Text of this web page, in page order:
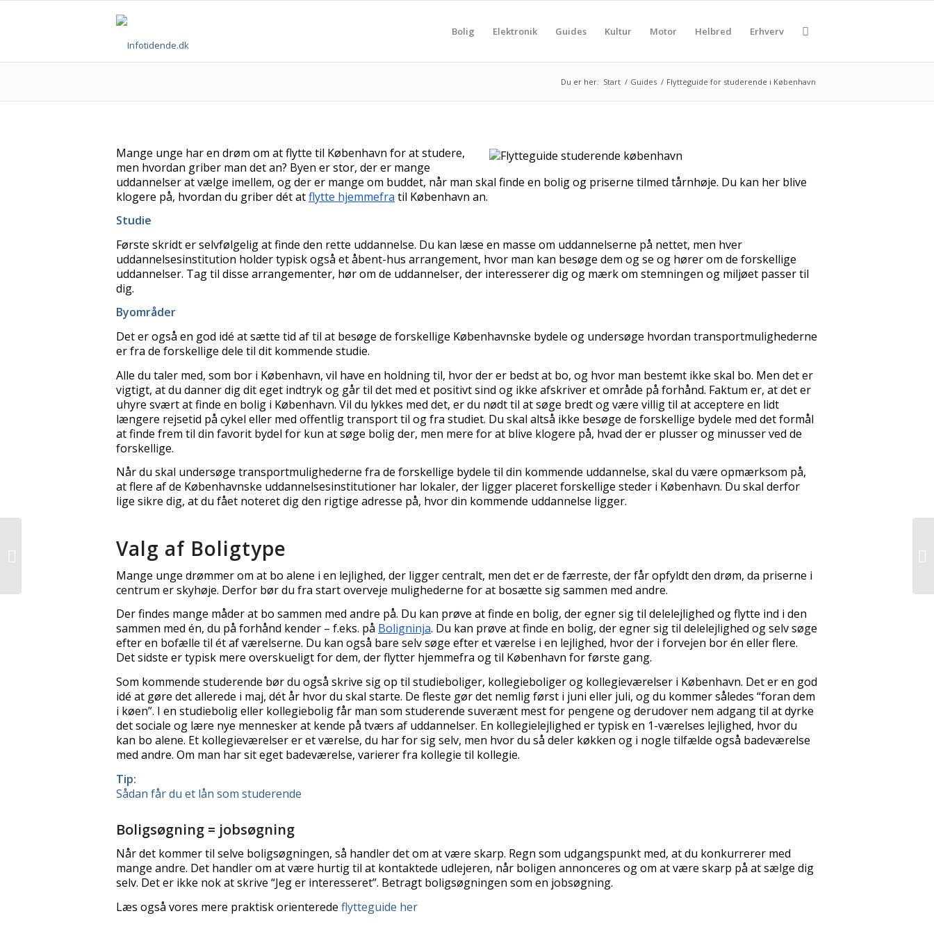
Bolig Elektronik Guides Kultur Motor Helbred Erhverv
Du er her: Start / Guides / Flytteguide for studerende i København
Mange unge har en drøm om at flytte til København for at studere,
men hvordan griber man det an? Byen er stor, der er mange
uddannelser at vælge imellem, og der er mange om buddet, når man skal finde en bolig og priserne tilmed tårnhøje. Du kan her blive
klogere på, hvordan du griber dét atflytte hjemmefra til København an.
Studie
Første skridt er selvfølgelig at finde den rette uddannelse. Du kan læse en masse om uddannelserne på nettet, men hver
uddannelsesinstitution holder typisk også et åbent-hus arrangement, hvor man kan besøge dem og se og hører om de forskellige
uddannelser. Tag til disse arrangementer, hør om de uddannelser, der interesserer dig og mærk om stemningen og miljøet passer til
dig.
Byområder
Det er også en god idé at sætte tid af til at besøge de forskellige Københavnske bydele og undersøge hvordan transportmulighederne
er fra de forskellige dele til dit kommende studie.
Alle du taler med, som bor i København, vil have en holdning til, hvor der er bedst at bo, og hvor man bestemt ikke skal bo. Men det er
vigtigt, at du danner dig dit eget indtryk og går til det med et positivt sind og ikke afskriver et område på forhånd. Faktum er, at det er
uhyre svært at finde en bolig i København. Vil du lykkes med det, er du nødt til at søge bredt og være villig til at acceptere en lidt
længere rejsetid på cykel eller med offentlig transport til og fra studiet. Du skal altså ikke besøge de forskellige bydele med det formål
at finde frem til din favorit bydel for kun at søge bolig der, men mere for at blive klogere på, hvad der er plusser og minusser ved de
forskellige.
Når du skal undersøge transportmulighederne fra de forskellige bydele til din kommende uddannelse, skal du være opmærksom på,
at flere af de Københavnske uddannelsesinstitutioner har lokaler, der ligger placeret forskellige steder i København. Du skal derfor
lige sikre dig, at du fået noteret dig den rigtige adresse på, hvor din kommende uddannelse ligger.
Valg af Boligtype
Mange unge drømmer om at bo alene i en lejlighed, der ligger centralt, men det er de færreste, der får opfyldt den drøm, da priserne i
centrum er skyhøje. Derfor bør du fra start overveje mulighederne for at bosætte sig sammen med andre.
Der findes mange måder at bo sammen med andre på. Du kan prøve at finde en bolig, der egner sig til delelejlighed og flytte ind i den
sammen med én, du på forhånd kender – f.eks. på Boligninja. Du kan prøve at finde en bolig, der egner sig til delelejlighed og selv søge
efter en bofælle til ét af værelserne. Du kan også bare selv søge efter et værelse i en lejlighed, hvor der i forvejen bor én eller flere.
Det sidste er typisk mere overskueligt for dem, der flytter hjemmefra og til København for første gang.
Som kommende studerende bør du også skrive sig op til studieboliger, kollegieboliger og kollegieværelser i København. Det er en god
idé at gøre det allerede i maj, dét år hvor du skal starte. De fleste gør det nemlig først i juni eller juli, og du kommer således “foran dem
i køen”. I en studiebolig eller kollegiebolig får man som studerende suverænt mest for pengene og derudover nem adgang til at dyrke
det sociale og lære nye mennesker at kende på tværs af uddannelser. En kollegielejlighed er typisk en 1-værelses lejlighed, hvor du
kan bo alene. Et kollegieværelser er et værelse, du har for sig selv, men hvor du så deler køkken og i nogle tilfælde også badeværelse
med andre. Om man har sit eget badeværelse, varierer fra kollegie til kollegie.
Tip:
Sådan får du et lån som studerende
Boligsøgning = jobsøgning
Når det kommer til selve boligsøgningen, så handler det om at være skarp. Regn som udgangspunkt med, at du konkurrerer med
mange andre. Det handler om at være hurtig til at kontaktede udlejeren, når boligen annonceres og om at være skarp på at sælge dig
selv. Det er ikke nok at skrive “Jeg er interesseret”. Betragt boligsøgningen som en jobsøgning.
Læs også vores mere praktisk orienterede flytteguide her